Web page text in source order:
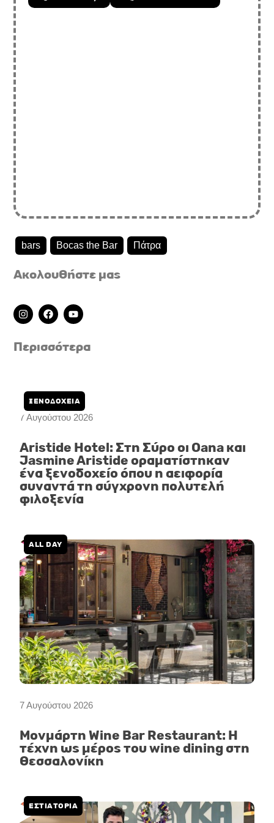
bars Bocas the Bar Πάτρα
Ακολουθήστε μας
I
n
s
a
F
a
c
b
Y
o
u
u
b
Περισσότερα
7 Αυγούστου 2026
ΞΕΝΟΔΟΧΕΙΑ
Aristide Hotel: Στη Σύρο οι Oana και
Jasmine Aristide οραματίστηκαν
ένα ξενοδοχείο όπου η αειφορία
συναντά τη σύγχρονη πολυτελή
φιλοξενία
7 Αυγούστου 2026
ALL DAY
Μονμάρτη Wine Bar Restaurant: Η
τέχνη ως μέρος του wine dining στη
Θεσσαλονίκη
ΕΣΤΙΑΤΟΡΙΑ